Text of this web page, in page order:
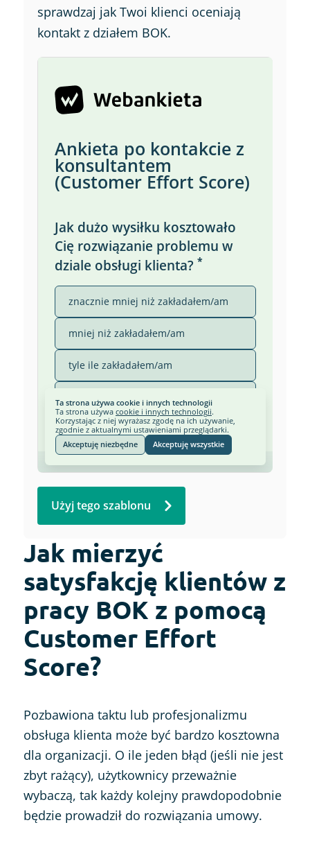
sprawdzaj jak Twoi klienci oceniają
kontakt z działem BOK.
Użyj tego szablonu
Jak mierzyć
satysfakcję klientów z
pracy BOK z pomocą
Customer Effort
Score?
Pozbawiona taktu lub profesjonalizmu
obsługa klienta może być bardzo kosztowna
dla organizacji. O ile jeden błąd (jeśli nie jest
zbyt rażący), użytkownicy przeważnie
wybaczą, tak każdy kolejny prawdopodobnie
będzie prowadził do rozwiązania umowy.